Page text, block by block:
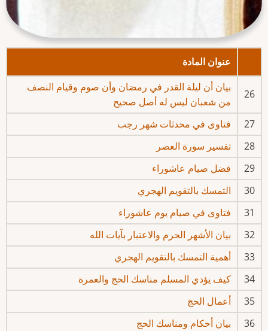
عنوان المادة
26
بيان أن ليلة القدر في رمضان وأن صوم وقيام النصف
من شعبان ليس له أصل صحيح
27
فتاوى في محدثات شهر رجب
28
تفسير سورة العصر
29
فضل صيام عاشوراء
30
التمسك بالتقويم الهجري
31
فتاوى في صيام يوم عاشوراء
32
بيان الأشهر الحرم والاعتبار بآيات الله
33
أهمية التمسك بالتقويم الهجري
34
كيف يؤدي المسلم مناسك الحج والعمرة
35
أعمال الحج
36
بيان أحكام ومناسك الحج